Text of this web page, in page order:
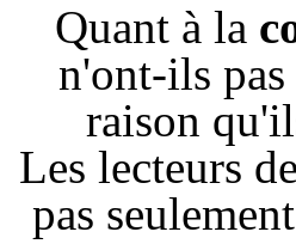
Quant à la
n'ont-ils pas
raison
Les lecteurs
pas